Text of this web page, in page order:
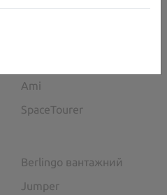
Ami
SpaceTourer
Berlingo вантажний
Jumper